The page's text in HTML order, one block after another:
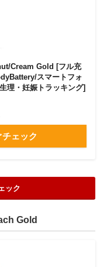
Cream Gold [フル充
スマートフォ
理・妊娠トラッキング]
ェック
ック
Gold